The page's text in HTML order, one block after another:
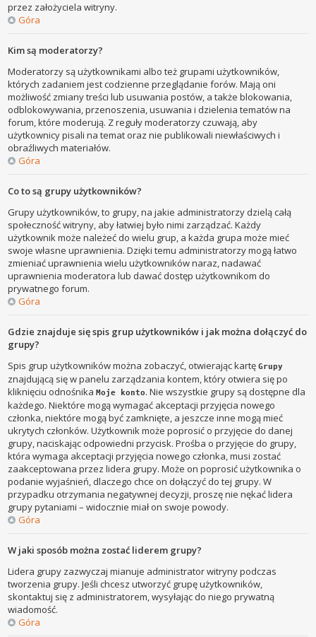
przez założyciela witryny.
Góra
Kim są moderatorzy?
Moderatorzy są użytkownikami albo też grupami użytkowników,
których zadaniem jest codzienne przeglądanie forów. Mają oni
możliwość zmiany treści lub usuwania postów, a także blokowania,
odblokowywania, przenoszenia, usuwania i dzielenia tematów na
forum, które moderują. Z reguły moderatorzy czuwają, aby
użytkownicy pisali na temat oraz nie publikowali niewłaściwych i
obraźliwych materiałów.
Góra
Co to są grupy użytkowników?
Grupy użytkowników, to grupy, na jakie administratorzy dzielą całą
społeczność witryny, aby łatwiej było nimi zarządzać. Każdy
użytkownik może należeć do wielu grup, a każda grupa może mieć
swoje własne uprawnienia. Dzięki temu administratorzy mogą łatwo
zmieniać uprawnienia wielu użytkowników naraz, nadawać
uprawnienia moderatora lub dawać dostęp użytkownikom do
prywatnego forum.
Góra
Gdzie znajduje się spis grup użytkowników i jak można dołączyć do
grupy?
Spis grup użytkowników można zobaczyć, otwierając kartęGrupy
znajdującą się w panelu zarządzania kontem, który otwiera się po
kliknięciu odnośnikaMoje konto. Nie wszystkie grupy są dostępne dla
każdego. Niektóre mogą wymagać akceptacji przyjęcia nowego
członka, niektóre mogą być zamknięte, a jeszcze inne mogą mieć
ukrytych członków. Użytkownik może poprosić o przyjęcie do danej
grupy, naciskając odpowiedni przycisk. Prośba o przyjęcie do grupy,
która wymaga akceptacji przyjęcia nowego członka, musi zostać
zaakceptowana przez lidera grupy. Może on poprosić użytkownika o
podanie wyjaśnień, dlaczego chce on dołączyć do tej grupy. W
przypadku otrzymania negatywnej decyzji, proszę nie nękać lidera
grupy pytaniami – widocznie miał on swoje powody.
Góra
W jaki sposób można zostać liderem grupy?
Lidera grupy zazwyczaj mianuje administrator witryny podczas
tworzenia grupy. Jeśli chcesz utworzyć grupę użytkowników,
skontaktuj się z administratorem, wysyłając do niego prywatną
wiadomość.
Góra